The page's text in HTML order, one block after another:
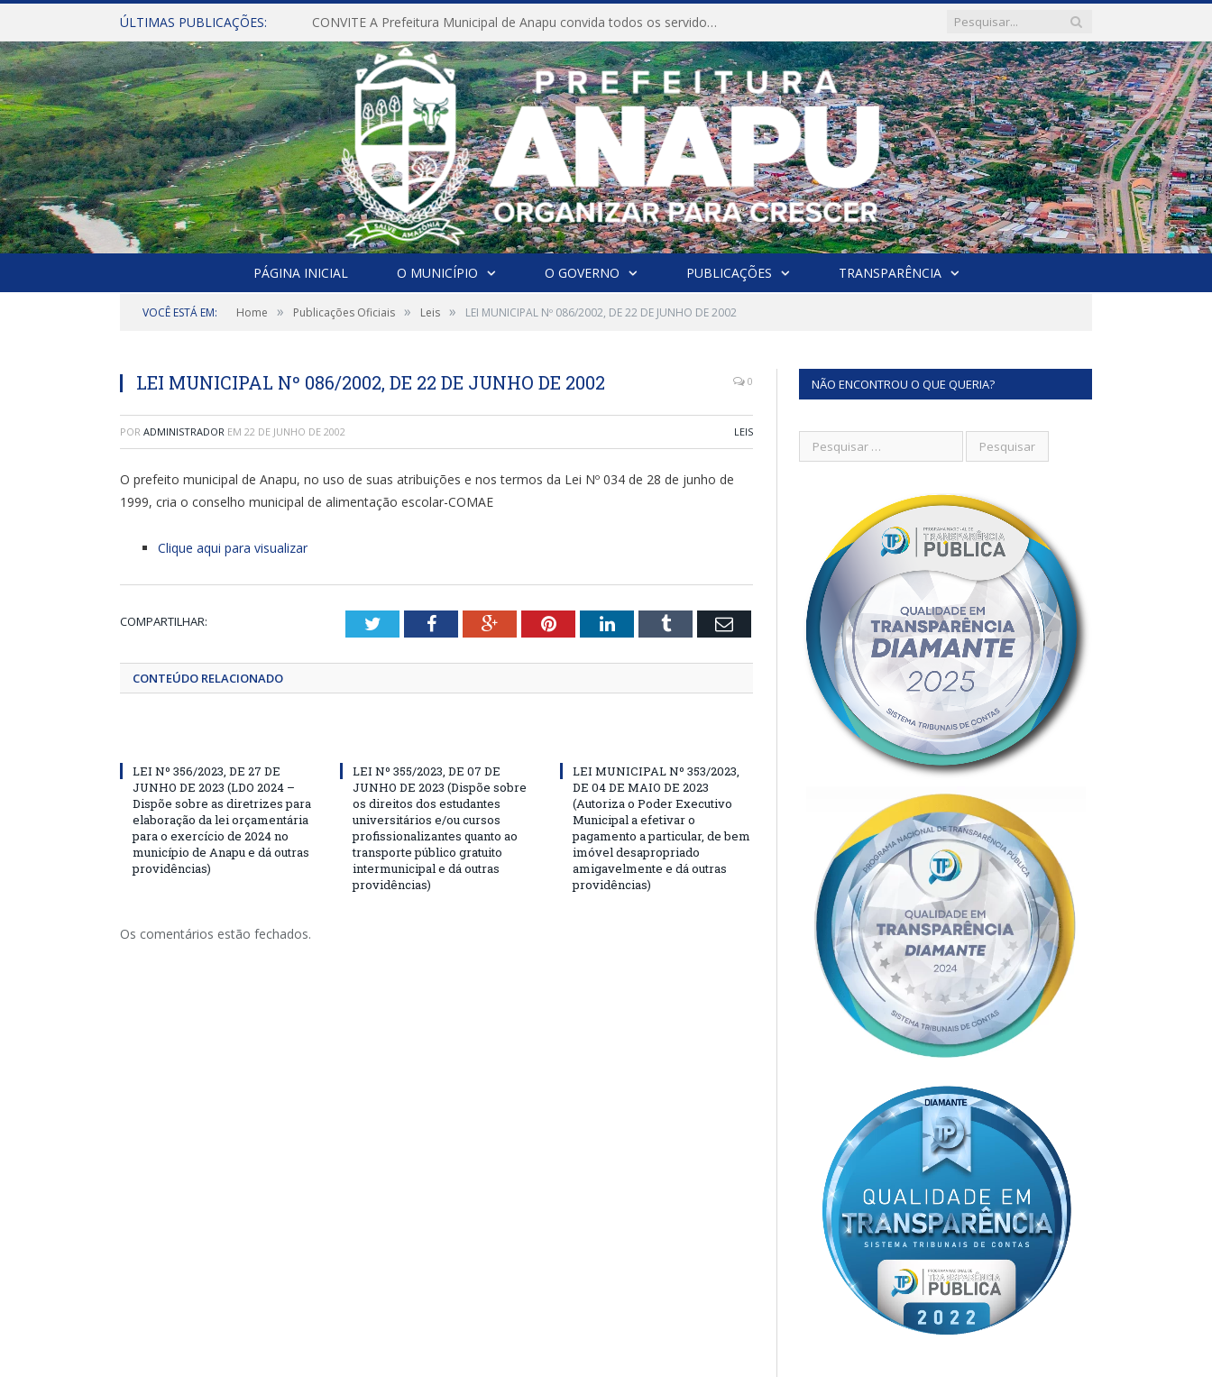
ÚLTIMAS PUBLICAÇÕES: CONVITE A Prefeitura Municipal de Anapu convida todos os servidores públicos municipais para participarem da Audiência Pública de discussão da Lei de Diretrizes Orçamentárias (LDO), importante instrumento de planejamento das ações e investimentos da Administração Pública para o próximo exercício financeiro.
PÁGINA INICIAL O MUNICÍPIO O GOVERNO PUBLICAÇÕES TRANSPARÊNCIA
VOCÊ ESTÁ EM: Home » Publicações Oficiais » Leis » LEI MUNICIPAL Nº 086/2002, DE 22 DE JUNHO DE 2002
LEI MUNICIPAL Nº 086/2002, DE 22 DE JUNHO DE 2002 0
POR ADMINISTRADOR EM 22 DE JUNHO DE 2002 LEIS
O prefeito municipal de Anapu, no uso de suas atribuições e nos termos da Lei Nº 034 de 28 de junho de
1999, cria o conselho municipal de alimentação escolar-COMAE
Clique aqui para visualizar
COMPARTILHAR: TwitterFacebookGoogle+PinterestLinkedInTumblr Email
CONTEÚDO RELACIONADO
LEI Nº 356/2023, DE 27 DE
JUNHO DE 2023 (LDO 2024 –
Dispõe sobre as diretrizes para
elaboração da lei orçamentária
para o exercício de 2024 no
município de Anapu e dá outras
providências)
LEI Nº 355/2023, DE 07 DE
JUNHO DE 2023 (Dispõe sobre
os direitos dos estudantes
universitários e/ou cursos
profissionalizantes quanto ao
transporte público gratuito
intermunicipal e dá outras
providências)
LEI MUNICIPAL Nº 353/2023,
DE 04 DE MAIO DE 2023
(Autoriza o Poder Executivo
Municipal a efetivar o
pagamento a particular, de bem
imóvel desapropriado
amigavelmente e dá outras
providências)
Os comentários estão fechados.
NÃO ENCONTROU O QUE QUERIA?